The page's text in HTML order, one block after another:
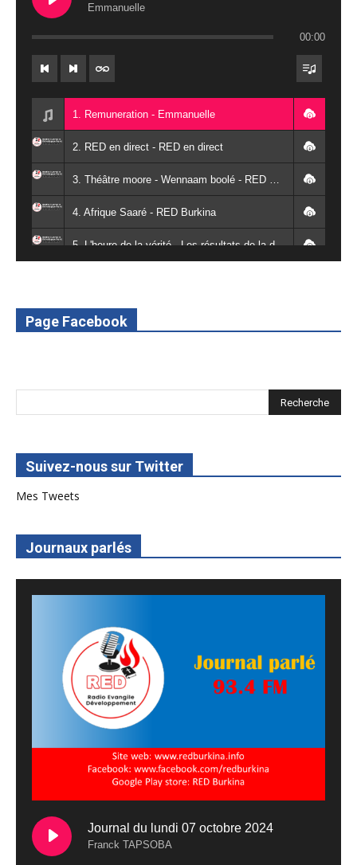
Emmanuelle
00:00
1. Remuneration - Emmanuelle
2. RED en direct - RED en direct
4. Afrique Saaré - RED Burkina
5. L'heure de la vérité - Les résultats de la désodéissance et de l'obeissance - RED Burkina
7. SPOT 2 RED Multimédia 2022
Page Facebook
Suivez-nous sur Twitter
Mes Tweets
Journaux parlés
Journal du lundi 07 octobre 2024
Franck TAPSOBA